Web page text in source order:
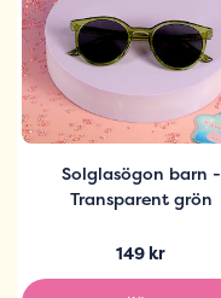
Solglasögon barn -
Transparent grön
149 kr